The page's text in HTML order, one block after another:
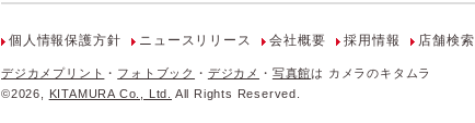
個人情報保護方針 ニュースリリース 会社概要 採用情報 店舗検索
デジカメプリント ・ フォトブック ・ デジカメ ・ 写真館は カメラのキタムラ
©2026, KITAMURA Co., Ltd. All Rights Reserved.